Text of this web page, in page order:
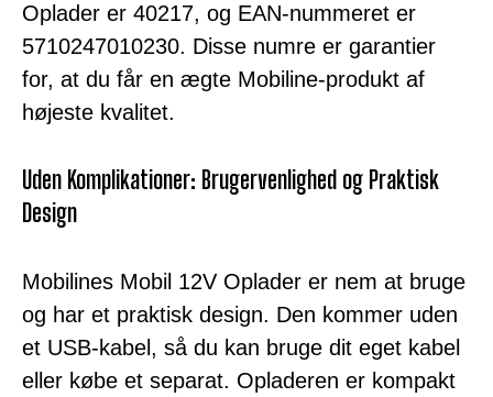
Oplader er 40217, og EAN-nummeret er
5710247010230. Disse numre er garantier
for, at du får en ægte Mobiline-produkt af
højeste kvalitet.
Uden Komplikationer: Brugervenlighed og Praktisk
Design
Mobilines Mobil 12V Oplader er nem at bruge
og har et praktisk design. Den kommer uden
et USB-kabel, så du kan bruge dit eget kabel
eller købe et separat. Opladeren er kompakt